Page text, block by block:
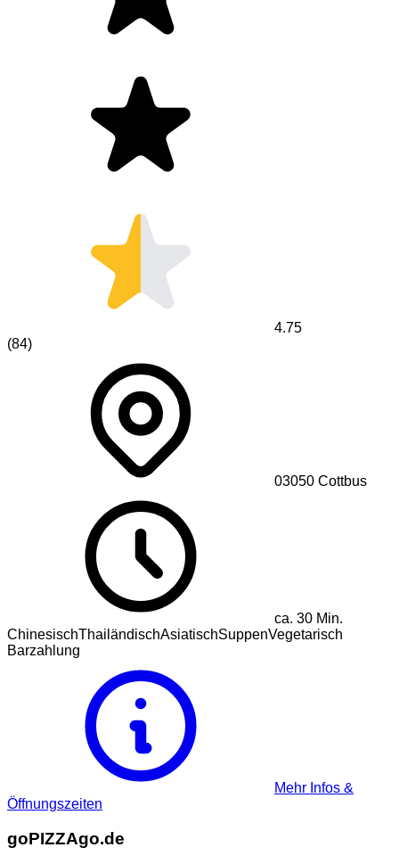
4.75
(84)
03050 Cottbus
ca. 30 Min.
ChinesischThailändischAsiatischSuppenVegetarisch
Barzahlung
Mehr Infos &
Öffnungszeiten
goPIZZAgo.de